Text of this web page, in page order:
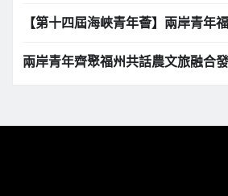
【第十四屆海峽青年薈】兩岸青年
兩岸青年齊聚福州共話農文旅融合